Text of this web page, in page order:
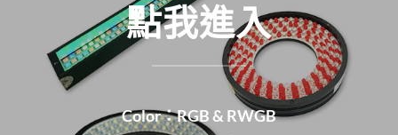
點我進入
Color：RGB & RWGB